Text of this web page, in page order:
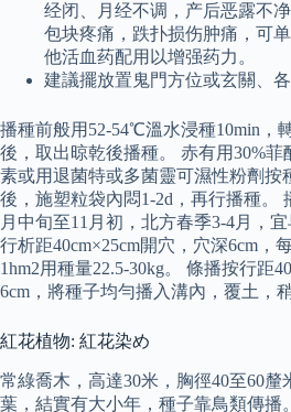
经闭、月经不调，产后恶露不
包块疼痛，跌扑损伤肿痛，可
他活血药配用以增强药力。
建議擺放置鬼門方位或玄關、各
播種前般用52-54℃溫水浸種10min，
後，取出晾乾後播種。 赤有用30%菲
素或用退菌特或多菌靈可濕性粉劑按
後，施塑粒袋內悶1-2d，再行播種。
月中旬至11月初，北方春季3-4月，
行析距40cm×25cm開穴，穴深6cm，
1hm2用種量22.5-30kg。 條播按行距
6cm，將種子均勻播入溝內，覆土，
紅花植物: 紅花染め
常綠喬木，高達30米，胸徑40至60釐
葉，結實有大小年，種子靠鳥類傳播